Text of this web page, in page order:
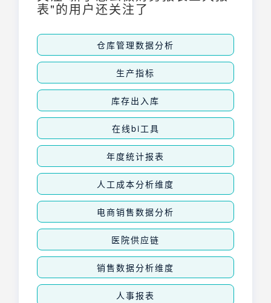
表"的用户还关注了
仓库管理数据分析
生产指标
库存出入库
在线bi工具
年度统计报表
人工成本分析维度
电商销售数据分析
医院供应链
销售数据分析维度
人事报表